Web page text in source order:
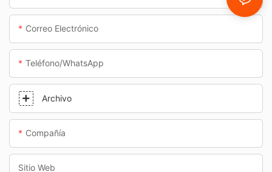
Correo Electrónico
Teléfono/WhatsApp
Archivo
Compañía
Sitio Web